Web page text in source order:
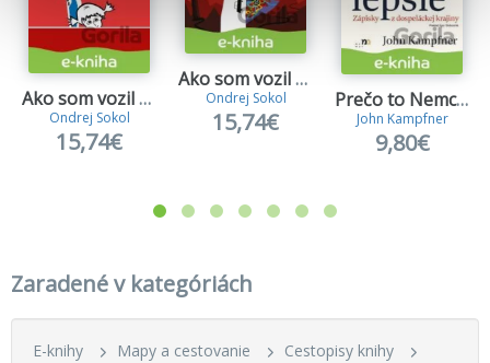
Ako som vozil Nórov
Ondrej Sokol
15,74€
Ako som vozil Nórov 2
Ondrej Sokol
15,74€
Prečo to Nemci robia lepšie
John Kampfner
9,80€
Zaradené v kategóriách
E-knihy Mapy a cestovanie
Cestopisy knihy